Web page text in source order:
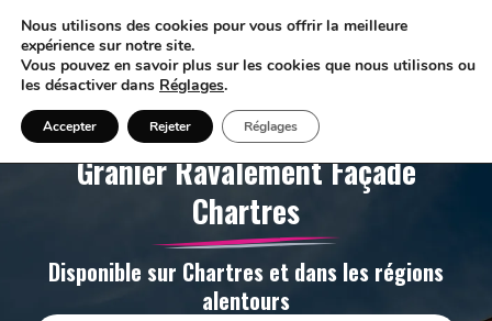
Granier Ravalement Façade
Chartres
Disponible sur Chartres et dans les régions
alentours
Nous utilisons des cookies pour vous offrir la meilleure
expérience sur notre site.
Vous pouvez en savoir plus sur les cookies que nous utilisons ou
les désactiver dans Réglages.
Accepter Rejeter Réglages